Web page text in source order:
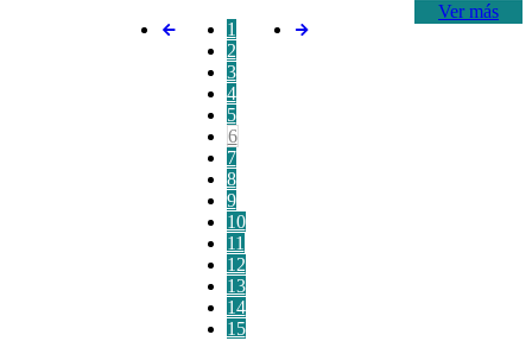
Ver más
1
2
3
4
5
6
7
8
9
10
11
12
13
14
15